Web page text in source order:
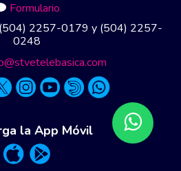
Formulario
2257-0179 y (504) 2257-
0248
la App Móvil